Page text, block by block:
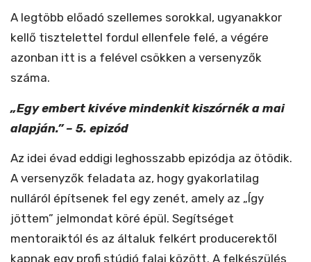
A legtöbb előadó szellemes sorokkal, ugyanakkor
kellő tisztelettel fordul ellenfele felé, a végére
azonban itt is a felével csökken a versenyzők
száma.
„Egy embert kivéve mindenkit kiszórnék a mai
alapján.” – 5. epizód
Az idei évad eddigi leghosszabb epizódja az ötödik.
A versenyzők feladata az, hogy gyakorlatilag
nulláról építsenek fel egy zenét, amely az „Így
jöttem” jelmondat köré épül. Segítséget
mentoraiktól és az általuk felkért producerektől
kapnak egy profi stúdió falai között. A felkészülés